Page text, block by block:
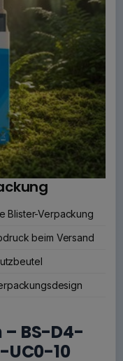
Blister-Verpackung
beim Versand
BS-D4-
UC0-10